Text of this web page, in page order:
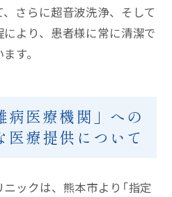
さらに超音波洗浄、そして
より、患者様に常に清潔で
す。
病医療機関」への
医療提供について
ックは、熊本市より「指定